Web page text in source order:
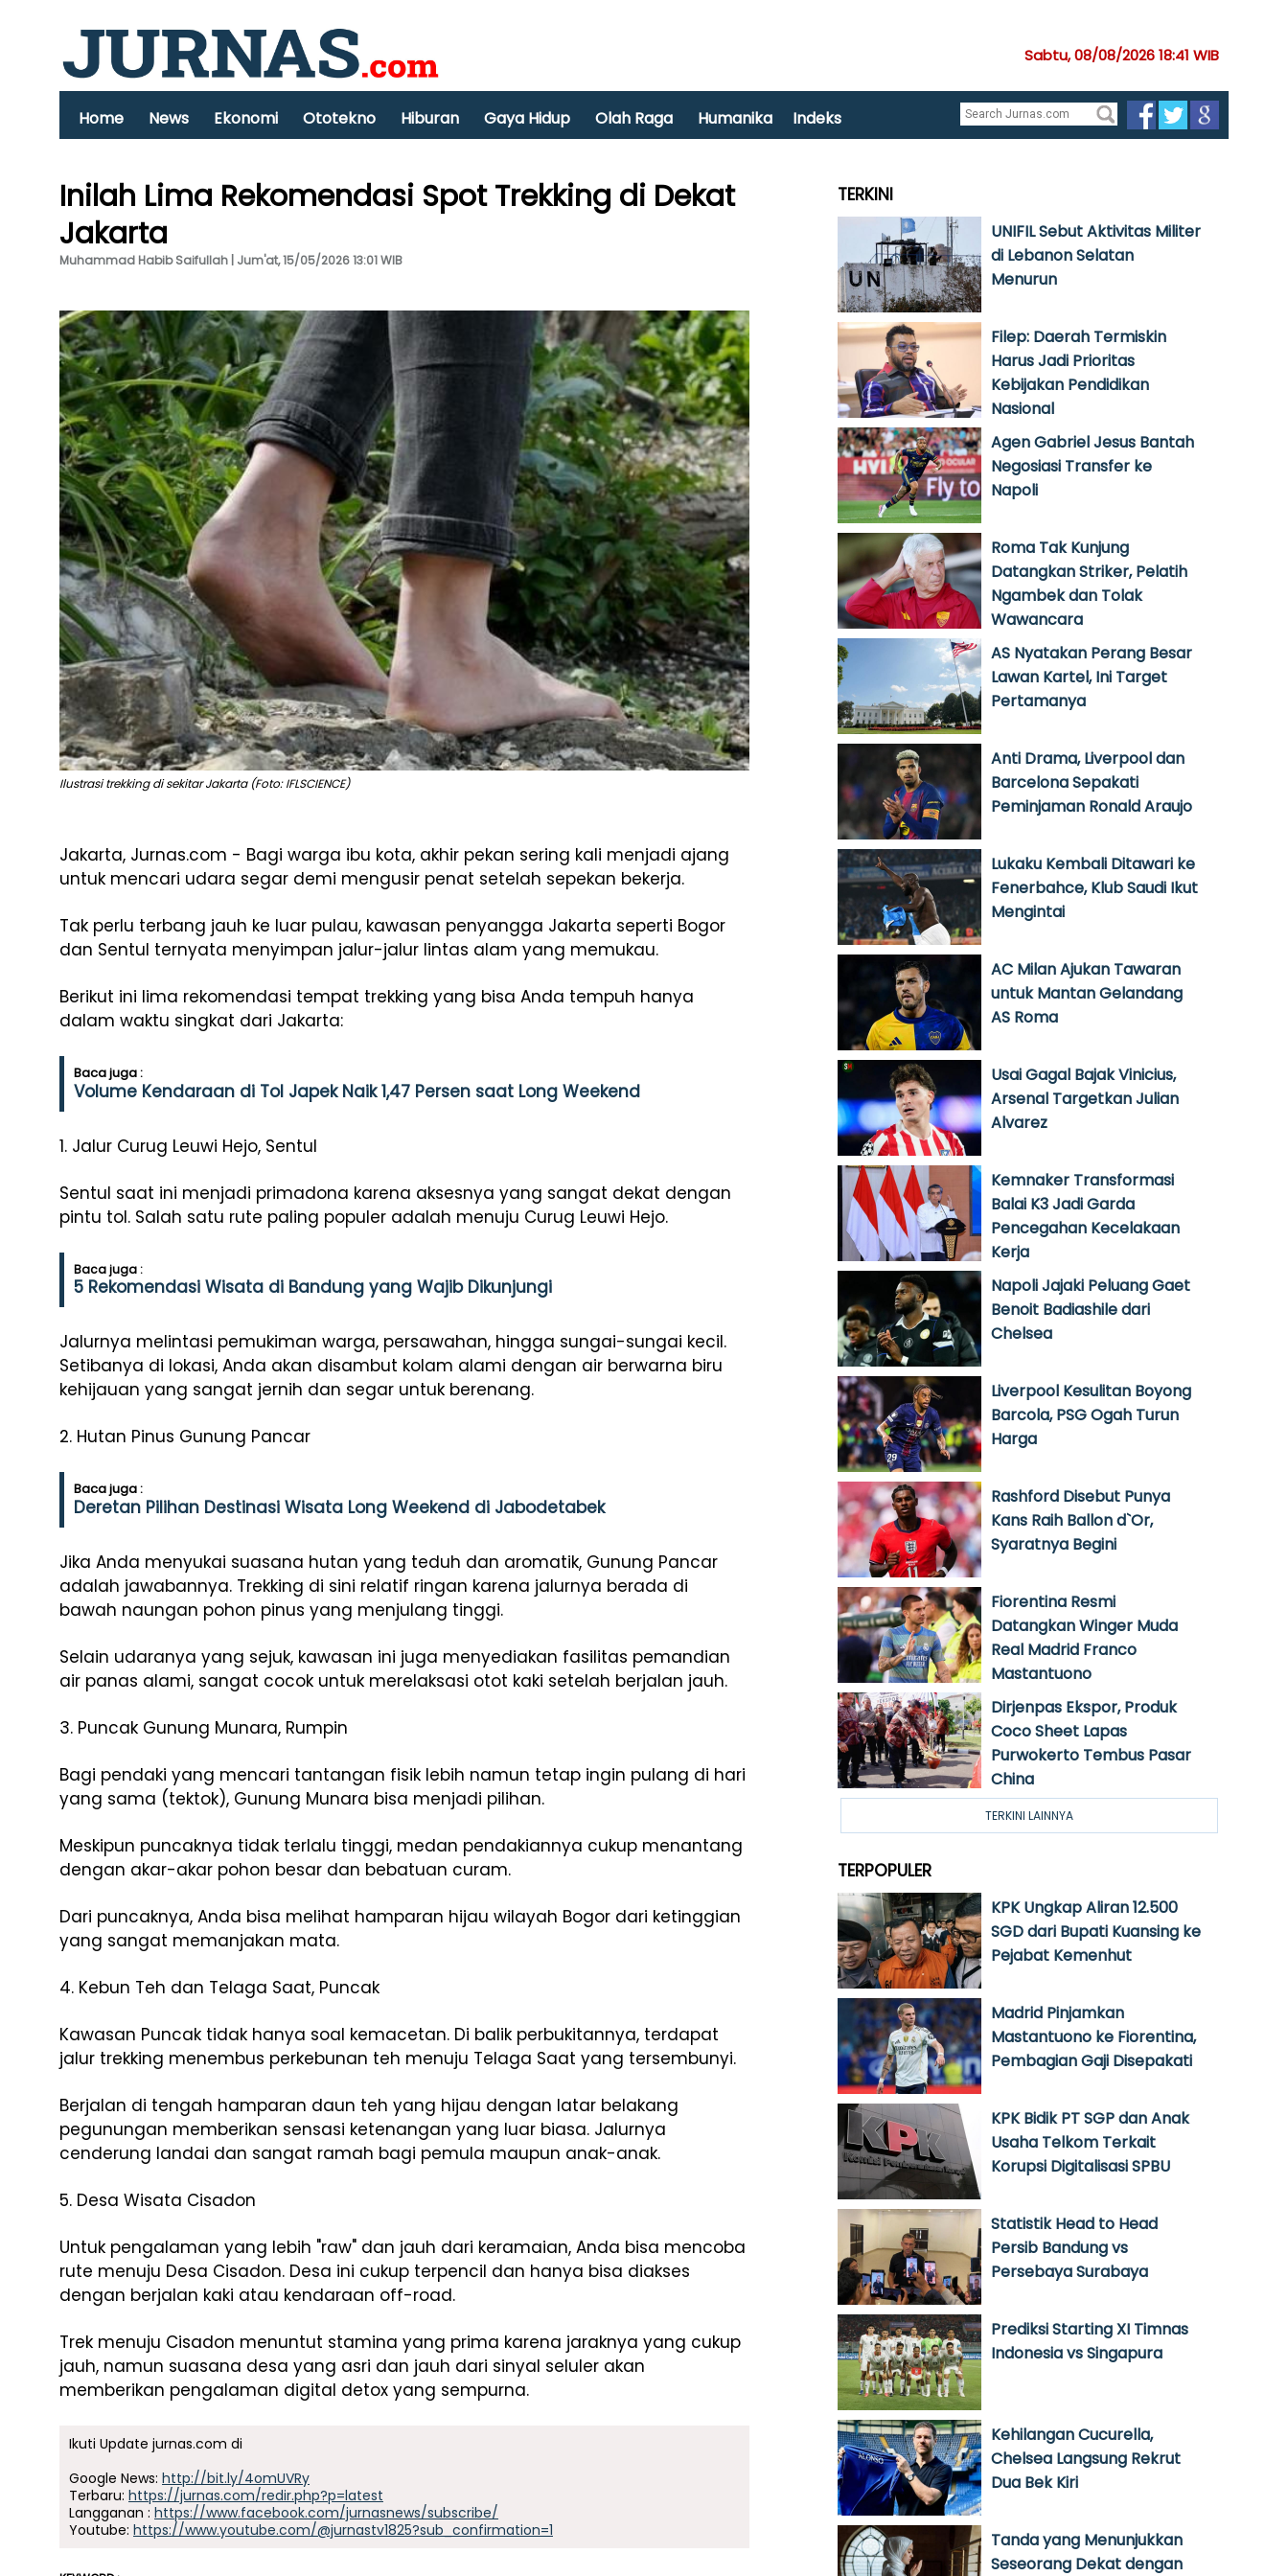
Sabtu, 08/08/2026 18:41 WIB
Home News Ekonomi Ototekno Hiburan Gaya Hidup Olah Raga Humanika Indeks
Inilah Lima Rekomendasi Spot Trekking di Dekat
Jakarta
Muhammad Habib Saifullah | Jum'at, 15/05/2026 13:01 WIB
Ilustrasi trekking di sekitar Jakarta (Foto: IFLSCIENCE)
Jakarta, Jurnas.com - Bagi warga ibu kota, akhir pekan sering kali menjadi ajang
untuk mencari udara segar demi mengusir penat setelah sepekan bekerja.
Tak perlu terbang jauh ke luar pulau, kawasan penyangga Jakarta seperti Bogor
dan Sentul ternyata menyimpan jalur-jalur lintas alam yang memukau.
Berikut ini lima rekomendasi tempat trekking yang bisa Anda tempuh hanya
dalam waktu singkat dari Jakarta:
Baca juga :
Volume Kendaraan di Tol Japek Naik 1,47 Persen saat Long Weekend
1. Jalur Curug Leuwi Hejo, Sentul
Sentul saat ini menjadi primadona karena aksesnya yang sangat dekat dengan
pintu tol. Salah satu rute paling populer adalah menuju Curug Leuwi Hejo.
Baca juga :
5 Rekomendasi Wisata di Bandung yang Wajib Dikunjungi
Jalurnya melintasi pemukiman warga, persawahan, hingga sungai-sungai kecil.
Setibanya di lokasi, Anda akan disambut kolam alami dengan air berwarna biru
kehijauan yang sangat jernih dan segar untuk berenang.
2. Hutan Pinus Gunung Pancar
Baca juga :
Deretan Pilihan Destinasi Wisata Long Weekend di Jabodetabek
Jika Anda menyukai suasana hutan yang teduh dan aromatik, Gunung Pancar
adalah jawabannya. Trekking di sini relatif ringan karena jalurnya berada di
bawah naungan pohon pinus yang menjulang tinggi.
Selain udaranya yang sejuk, kawasan ini juga menyediakan fasilitas pemandian
air panas alami, sangat cocok untuk merelaksasi otot kaki setelah berjalan jauh.
3. Puncak Gunung Munara, Rumpin
Bagi pendaki yang mencari tantangan fisik lebih namun tetap ingin pulang di hari
yang sama (tektok), Gunung Munara bisa menjadi pilihan.
Meskipun puncaknya tidak terlalu tinggi, medan pendakiannya cukup menantang
dengan akar-akar pohon besar dan bebatuan curam.
Dari puncaknya, Anda bisa melihat hamparan hijau wilayah Bogor dari ketinggian
yang sangat memanjakan mata.
4. Kebun Teh dan Telaga Saat, Puncak
Kawasan Puncak tidak hanya soal kemacetan. Di balik perbukitannya, terdapat
jalur trekking menembus perkebunan teh menuju Telaga Saat yang tersembunyi.
Berjalan di tengah hamparan daun teh yang hijau dengan latar belakang
pegunungan memberikan sensasi ketenangan yang luar biasa. Jalurnya
cenderung landai dan sangat ramah bagi pemula maupun anak-anak.
5. Desa Wisata Cisadon
Untuk pengalaman yang lebih "raw" dan jauh dari keramaian, Anda bisa mencoba
rute menuju Desa Cisadon. Desa ini cukup terpencil dan hanya bisa diakses
dengan berjalan kaki atau kendaraan off-road.
Trek menuju Cisadon menuntut stamina yang prima karena jaraknya yang cukup
jauh, namun suasana desa yang asri dan jauh dari sinyal seluler akan
memberikan pengalaman digital detox yang sempurna.
Ikuti Update jurnas.com di
Google News: http://bit.ly/4omUVRy
Terbaru: https://jurnas.com/redir.php?p=latest
Langganan : https://www.facebook.com/jurnasnews/subscribe/
Youtube: https://www.youtube.com/@jurnastv1825?sub_confirmation=1
TERKINI
UNIFIL Sebut Aktivitas Militer
di Lebanon Selatan
Menurun
Filep: Daerah Termiskin
Harus Jadi Prioritas
Kebijakan Pendidikan
Nasional
Agen Gabriel Jesus Bantah
Negosiasi Transfer ke
Napoli
Roma Tak Kunjung
Datangkan Striker, Pelatih
Ngambek dan Tolak
Wawancara
AS Nyatakan Perang Besar
Lawan Kartel, Ini Target
Pertamanya
Anti Drama, Liverpool dan
Barcelona Sepakati
Peminjaman Ronald Araujo
Lukaku Kembali Ditawari ke
Fenerbahce, Klub Saudi Ikut
Mengintai
AC Milan Ajukan Tawaran
untuk Mantan Gelandang
AS Roma
Usai Gagal Bajak Vinicius,
Arsenal Targetkan Julian
Alvarez
Kemnaker Transformasi
Balai K3 Jadi Garda
Pencegahan Kecelakaan
Kerja
Napoli Jajaki Peluang Gaet
Benoit Badiashile dari
Chelsea
Liverpool Kesulitan Boyong
Barcola, PSG Ogah Turun
Harga
Rashford Disebut Punya
Kans Raih Ballon d`Or,
Syaratnya Begini
Fiorentina Resmi
Datangkan Winger Muda
Real Madrid Franco
Mastantuono
Dirjenpas Ekspor, Produk
Coco Sheet Lapas
Purwokerto Tembus Pasar
China
TERKINI LAINNYA
TERPOPULER
KPK Ungkap Aliran 12.500
SGD dari Bupati Kuansing ke
Pejabat Kemenhut
Madrid Pinjamkan
Mastantuono ke Fiorentina,
Pembagian Gaji Disepakati
KPK Bidik PT SGP dan Anak
Usaha Telkom Terkait
Korupsi Digitalisasi SPBU
Statistik Head to Head
Persib Bandung vs
Persebaya Surabaya
Prediksi Starting XI Timnas
Indonesia vs Singapura
Kehilangan Cucurella,
Chelsea Langsung Rekrut
Dua Bek Kiri
Tanda yang Menunjukkan
Seseorang Dekat dengan